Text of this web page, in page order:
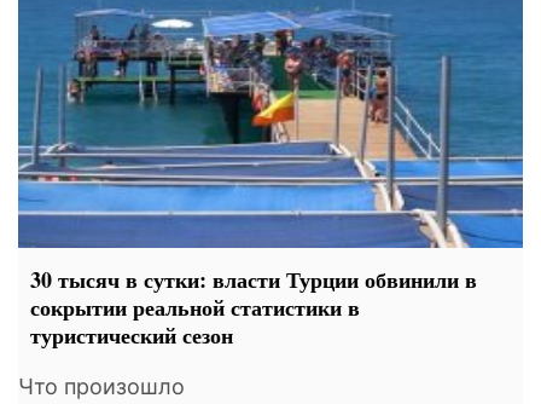
30 тысяч в сутки: власти Турции обвинили в
сокрытии реальной статистики в
туристический сезон
Что произошло